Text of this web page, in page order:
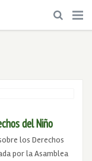
del Niño
los Derechos
por la Asamblea